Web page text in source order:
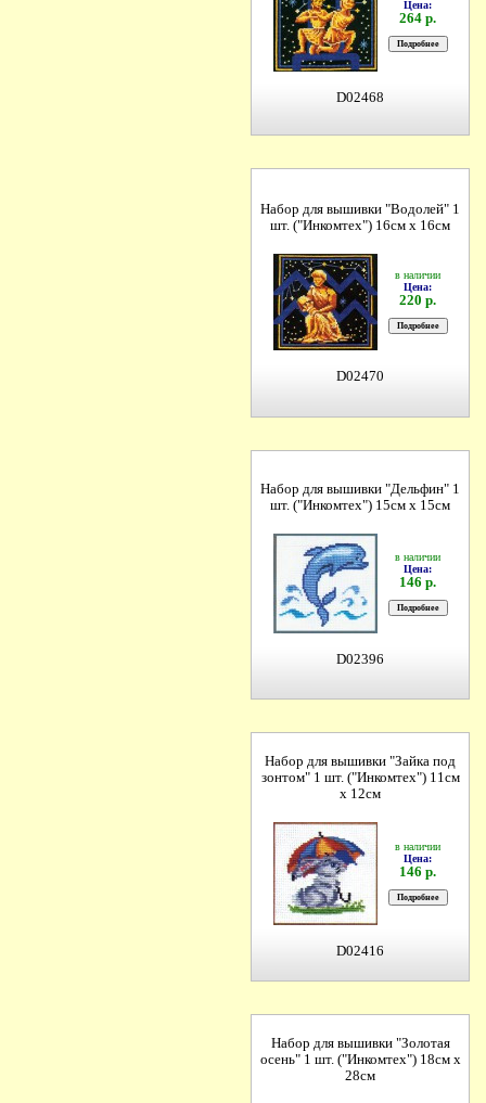
Цена:
264 р.
D02468
Набор для вышивки "Водолей" 1
шт. ("Инкомтех") 16см х 16см
в наличии
Цена:
220 р.
D02470
Набор для вышивки "Дельфин" 1
шт. ("Инкомтех") 15см х 15см
в наличии
Цена:
146 р.
D02396
Набор для вышивки "Зайка под
зонтом" 1 шт. ("Инкомтех") 11см
х 12см
в наличии
Цена:
146 р.
D02416
Набор для вышивки "Золотая
осень" 1 шт. ("Инкомтех") 18см х
28см